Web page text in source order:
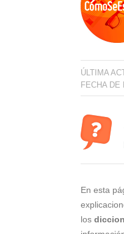
ÚLTIMA
FECHA DE
En esta
los